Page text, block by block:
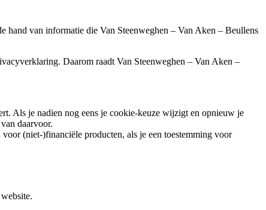
hand van informatie die Van Steenweghen – Van Aken – Beullens
Daarom raadt Van Steenweghen – Van Aken –
Als je nadien nog eens je cookie-keuze wijzigt en opnieuw je
daarvoor.
(niet-)financiële producten, als je een toestemming voor